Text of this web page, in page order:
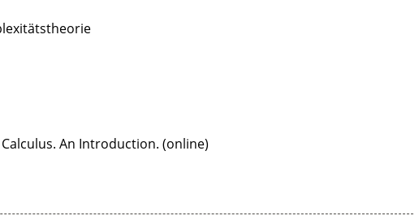
An Introduction. (online)